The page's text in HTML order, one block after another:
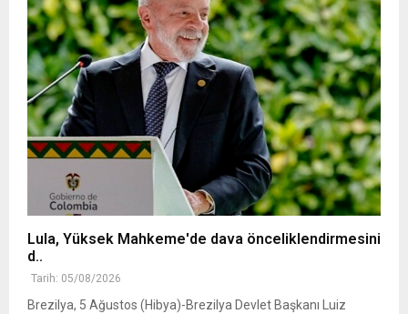
Lula, Yüksek Mahkeme'de dava önceliklendirmesini
d..
Tarih: 05/08/2026
Brezilya, 5 Ağustos (Hibya)-Brezilya Devlet Başkanı Luiz